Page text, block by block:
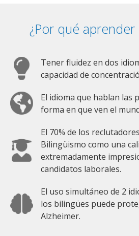
¿Por qué aprender
Tener fluidez en dos
capacidad de
El idioma que hablan las
forma en que ven el
El 70% de los
Bilingüismo como una
extremadamente
candidatos laborales.
El uso simultáneo de 2
los bilingües puede
Alzheimer.